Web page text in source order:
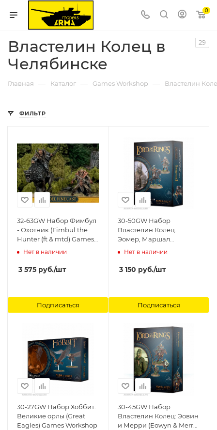
0
Властелин Колец в
Челябинске
29
Главная — Каталог — Games Workshop — Властелин
ФИЛЬТР
32-63GW Набор Фимбул
- Охотник (Fimbul the
Hunter (ft & mtd) Games
Workshop
Нет в наличии
3 575 руб./шт
Подписаться
30-50GW Набор
Властелин Колец.
Эомер, Маршал
Риддермарка (Eomer,
Riddermark) Games
Workshop
Нет в наличии
3 150 руб./шт
Подписаться
30-27GW Набор Хоббит:
Великие орлы (Great
Eagles) Games Workshop
30-45GW Набор
Властелин Колец: Эовин
и Мерри (Eowyn & Merry)